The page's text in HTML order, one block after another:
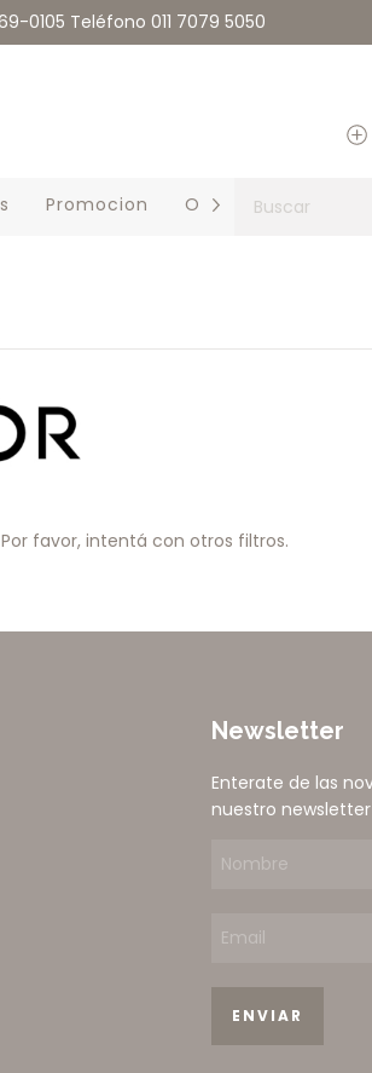
0105 Teléfono 011 7079 5050
Promocion Outlet Quienes
favor, intentá con otros filtros.
Newsletter
Enterate de las
nuestro newsletter